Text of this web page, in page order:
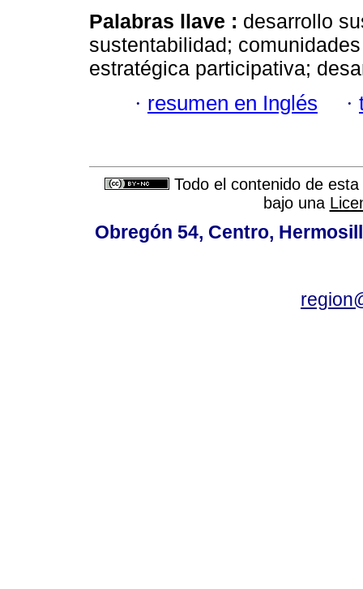
Palabras llave : desarrollo
sustentabilidad;
estratégica participativa;
· resumen en Inglés ·
Todo el contenido de
bajo una
Obregón 54, Centro,